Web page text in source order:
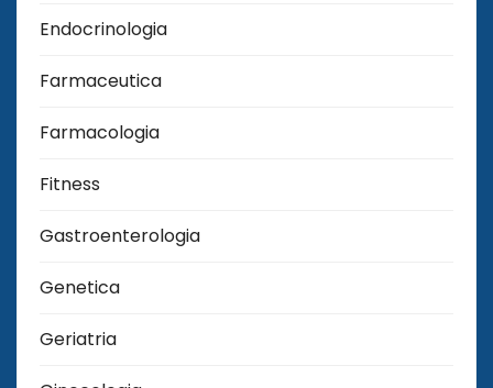
Endocrinologia
Farmaceutica
Farmacologia
Fitness
Gastroenterologia
Genetica
Geriatria